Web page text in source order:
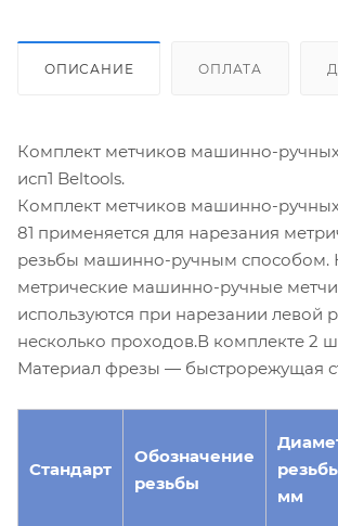
ОПИСАНИЕ ОПЛАТА
Комплект метчиков машинно-
исп1 Beltools.
Комплект метчиков машинно-
81 применяется для нарезания
резьбы машинно-ручным способом.
метрические машинно-ручные
используются при нарезании левой
несколько проходов.В комплекте 2
Материал фрезы — быстрорежущая
Стандарт
Обозначение
резьбы
мм